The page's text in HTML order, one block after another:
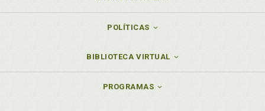
POLÍTICAS
BIBLIOTECA VIRTUAL
PROGRAMAS